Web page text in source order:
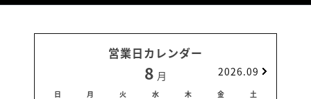
営業日カレンダー
8 月 2026.09
日 月 火 水 木 金 土